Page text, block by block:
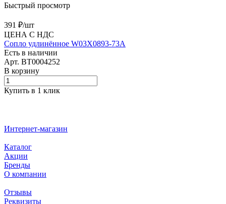
Быстрый просмотр
391 ₽/шт
ЦЕНА С НДС
Сопло удлинённое W03X0893-73A
Есть в наличии
Арт. BT0004252
В корзину
Купить в 1 клик
Интернет-магазин
Каталог
Акции
Бренды
О компании
Отзывы
Реквизиты